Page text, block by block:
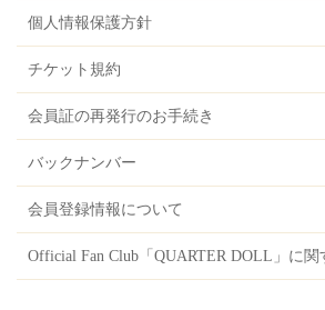
個人情報保護方針
チケット規約
会員証の再発行のお手続き
バックナンバー
会員登録情報について
Official Fan Club「QUARTER DOLL」に